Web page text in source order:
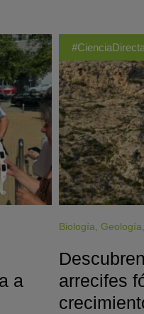
a
Biología ,Geología
arrecifes